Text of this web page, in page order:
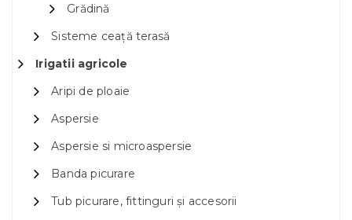
Grădină
Sisteme ceață terasă
Irigatii agricole
Aripi de ploaie
Aspersie
Aspersie si microaspersie
Banda picurare
Tub picurare, fittinguri și accesorii